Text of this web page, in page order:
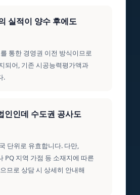
실적이 양수 후에도
통한 경영권 이전 방식이므로
되어, 기존 시공능력평가액과
.
인인데 수도권 공사도
단위로 유효합니다. 다만,
PQ 지역 가점 등 소재지에 따른
므로 상담 시 상세히 안내해